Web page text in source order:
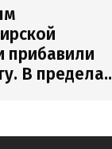
прибавили
В пределах